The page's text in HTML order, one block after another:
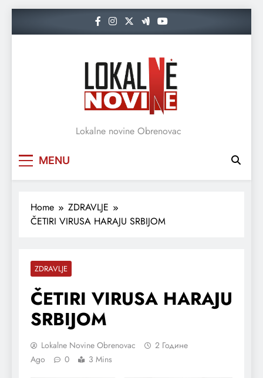
Lokalne novine Obrenovac
MENU
Home
ZDRAVLJE
ČETIRI VIRUSA HARAJU SRBIJOM
ZDRAVLJE
ČETIRI VIRUSA HARAJU
SRBIJOM
Lokalne Novine Obrenovac
2 Године
Ago
0 3 Mins